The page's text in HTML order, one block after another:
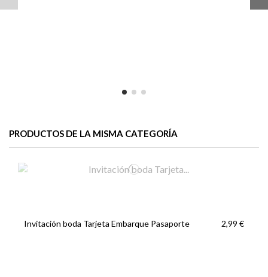
PRODUCTOS DE LA MISMA CATEGORÍA
Invitación boda Tarjeta Embarque Pasaporte 2,99 €